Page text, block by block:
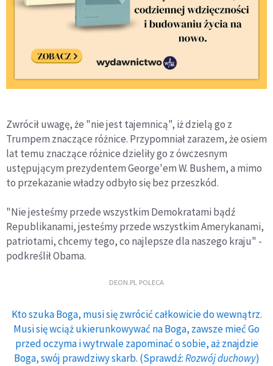
Zwrócił uwagę, że "nie jest tajemnicą", iż dzielą go z
Trumpem znaczące różnice. Przypomniał zarazem, że osiem
lat temu znaczące różnice dzieliły go z ówczesnym
ustępującym prezydentem George'em W. Bushem, a mimo
to przekazanie władzy odbyło się bez przeszkód.
"Nie jesteśmy przede wszystkim Demokratami bądź
Republikanami, jesteśmy przede wszystkim Amerykanami,
patriotami, chcemy tego, co najlepsze dla naszego kraju" -
podkreślił Obama.
DEON.PL POLECA
Kto szuka Boga, musi się zwrócić całkowicie do wewnątrz.
Musi się wciąż ukierunkowywać na Boga, zawsze mieć Go
przed oczyma i wytrwale zapominać o sobie, aż znajdzie
Boga, swój prawdziwy skarb. (Sprawdź:Rozwój duchowy)